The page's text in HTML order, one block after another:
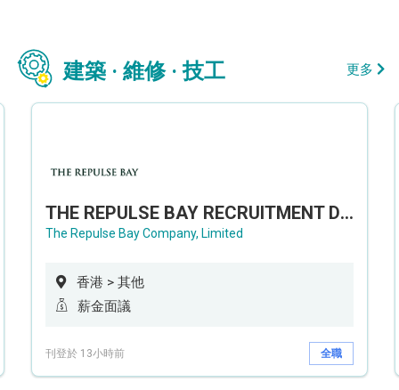
建築 · 維修 · 技工 更多
THE REPULSE BAY RECRUITMENT DAY 淺水灣影灣園人才招聘會
The Repulse Bay Company, Limited
香港 > 其他
薪金面議
刊登於 13小時前 全職